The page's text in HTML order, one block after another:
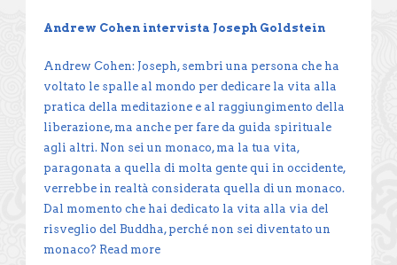
Andrew Cohen intervista Joseph Goldstein
Andrew Cohen: Joseph, sembri una persona che ha
voltato le spalle al mondo per dedicare la vita alla
pratica della meditazione e al raggiungimento della
liberazione, ma anche per fare da guida spirituale
agli altri. Non sei un monaco, ma la tua vita,
paragonata a quella di molta gente qui in occidente,
verrebbe in realtà considerata quella di un monaco.
Dal momento che hai dedicato la vita alla via del
risveglio del Buddha, perché non sei diventato un
monaco? Read more